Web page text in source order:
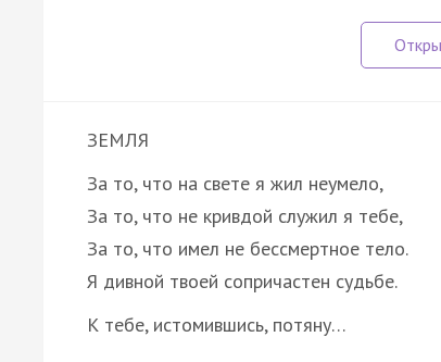
ЗЕМЛЯ
За то, что на свете я жил неумело,
За то, что не кривдой служил я тебе,
За то, что имел не бессмертное тело.
Я дивной твоей сопричастен судьбе.
К тебе, истомившись, потяну…